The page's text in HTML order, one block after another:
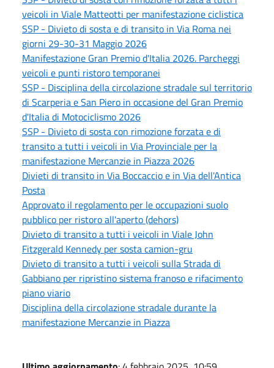
veicoli in Viale Matteotti per manifestazione ciclistica
SSP - Divieto di sosta e di transito in Via Roma nei
giorni 29-30-31 Maggio 2026
Manifestazione Gran Premio d'Italia 2026. Parcheggi
veicoli e punti ristoro temporanei
SSP - Disciplina della circolazione stradale sul territorio
di Scarperia e San Piero in occasione del Gran Premio
d'Italia di Motociclismo 2026
SSP - Divieto di sosta con rimozione forzata e di
transito a tutti i veicoli in Via Provinciale per la
manifestazione Mercanzie in Piazza 2026
Divieti di transito in Via Boccaccio e in Via dell'Antica
Posta
Approvato il regolamento per le occupazioni suolo
pubblico per ristoro all'aperto (dehors)
Divieto di transito a tutti i veicoli in Viale John
Fitzgerald Kennedy per sosta camion-gru
Divieto di transito a tutti i veicoli sulla Strada di
Gabbiano per ripristino sistema franoso e rifacimento
piano viario
Disciplina della circolazione stradale durante la
manifestazione Mercanzie in Piazza